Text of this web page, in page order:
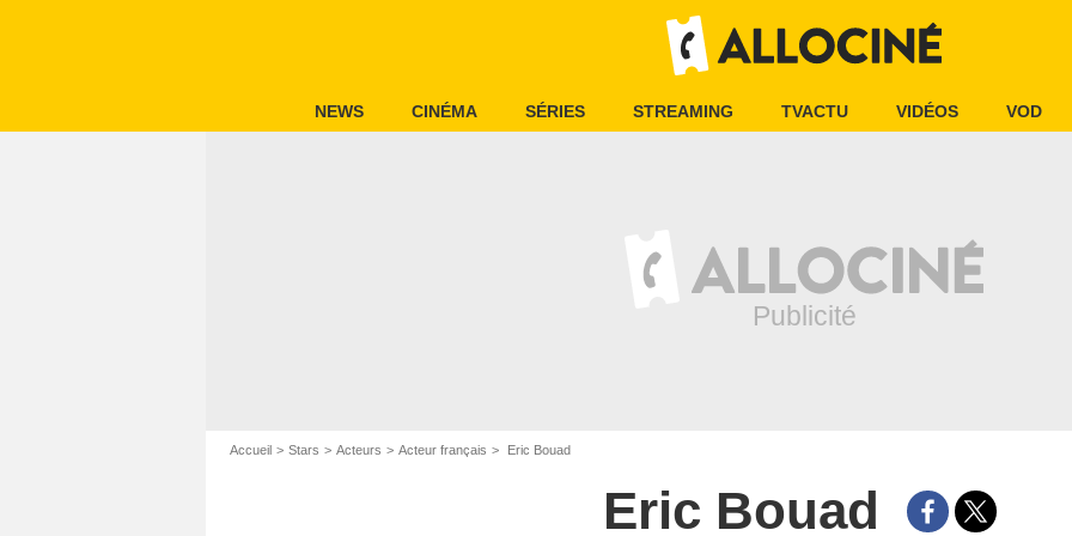
NEWS CINÉMA SÉRIES STREAMING TVACTU VIDÉOS VOD
Accueil Stars Acteurs Acteur français Eric Bouad
Eric Bouad